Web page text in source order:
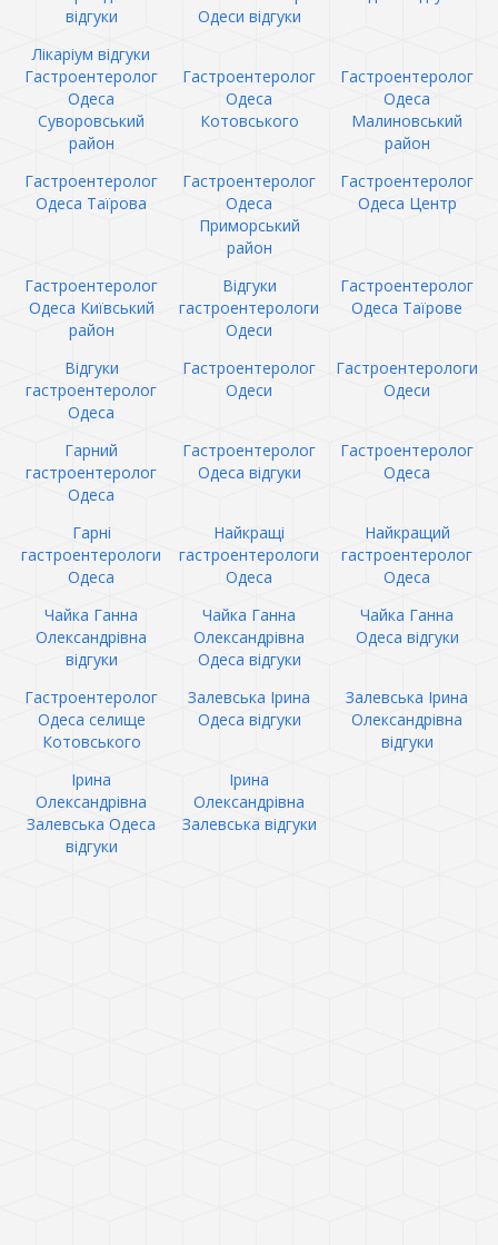
відгуки
Одеси відгуки
Лікаріум відгуки
Гастроентеролог
Одеса
Суворовський
район
Гастроентеролог
Одеса
Котовського
Гастроентеролог
Одеса
Малиновський
район
Гастроентеролог
Одеса Таїрова
Гастроентеролог
Одеса
Приморський
район
Гастроентеролог
Одеса Центр
Гастроентеролог
Одеса Київський
район
Відгуки
гастроентерологи
Одеси
Гастроентеролог
Одеса Таїрове
Відгуки
гастроентеролог
Одеса
Гастроентеролог
Одеси
Гастроентерологи
Одеси
Гарний
гастроентеролог
Одеса
Гастроентеролог
Одеса відгуки
Гастроентеролог
Одеса
Гарні
гастроентерологи
Одеса
Найкращі
гастроентерологи
Одеса
Найкращий
гастроентеролог
Одеса
Чайка Ганна
Олександрівна
відгуки
Чайка Ганна
Олександрівна
Одеса відгуки
Чайка Ганна
Одеса відгуки
Гастроентеролог
Одеса селище
Котовського
Залевська Ірина
Одеса відгуки
Залевська Ірина
Олександрівна
відгуки
Ірина
Олександрівна
Залевська Одеса
відгуки
Ірина
Олександрівна
Залевська відгуки